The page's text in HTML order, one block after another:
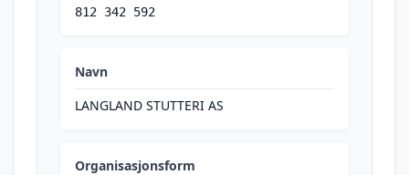
812 342 592
Navn
LANGLAND STUTTERI AS
Organisasjonsform